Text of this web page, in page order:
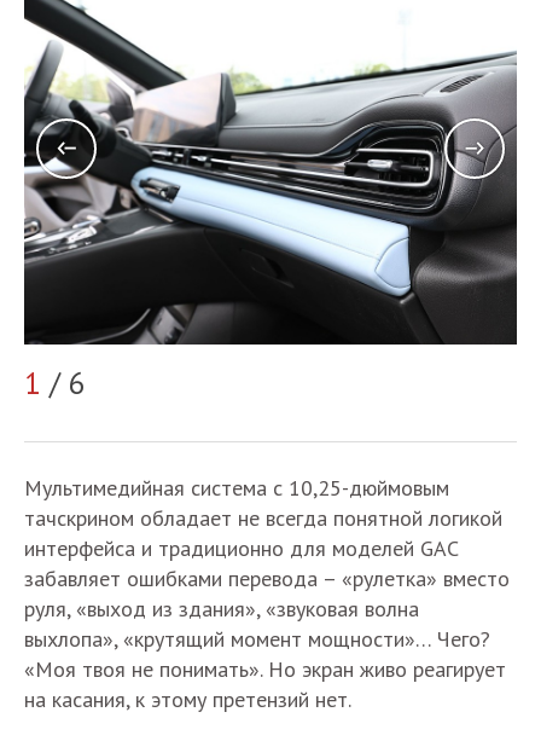
1 / 6
Мультимедийная система с 10,25-дюймовым
тачскрином обладает не всегда понятной логикой
интерфейса и традиционно для моделей GAC
забавляет ошибками перевода – «рулетка» вместо
руля, «выход из здания», «звуковая волна
выхлопа», «крутящий момент мощности»… Чего?
«Моя твоя не понимать». Но экран живо реагирует
на касания, к этому претензий нет.